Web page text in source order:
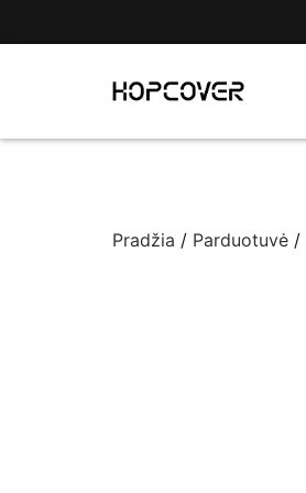
Pradžia / Parduotuvė /